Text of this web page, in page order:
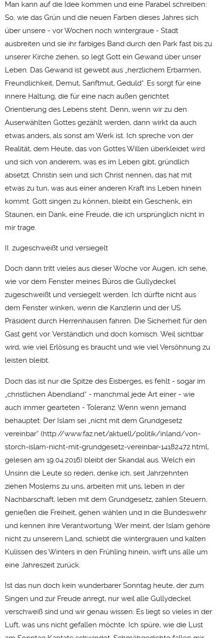
Man kann auf die Idee kommen und eine Parabel schreiben:
So, wie das Grün und die neuen Farben dieses Jahres sich
über unsere - vor Wochen noch wintergraue - Stadt
ausbreiten und sie ihr farbiges Band durch den Park fast bis zu
unserer Kirche ziehen, so legt Gott ein Gewand über unser
Leben. Das Gewand ist gewebt aus „herzlichem Erbarmen,
Freundlichkeit, Demut, Sanftmut, Geduld“. Es sorgt für eine
innere Haltung, die für eine nach außen gerichtet
Orientierung des Lebens steht. Denn, wenn wir zu den
Auserwählten Gottes gezählt werden, dann wirkt da auch
etwas anders, als sonst am Werk ist. Ich spreche von der
Realität, dem Heute, das von Gottes Willen überkleidet wird
und sich von anderem, was es im Leben gibt, gründlich
absetzt. Christin sein und sich Christ nennen, das hat mit
etwas zu tun, was aus einer anderen Kraft ins Leben hinein
kommt. Gott singen zu können, bleibt ein Geschenk, ein
Staunen, ein Dank, eine Freude, die ich ursprünglich nicht in
mir trage.
II. zugeschweißt und versiegelt
Doch dann tritt vieles aus dieser Woche vor Augen, ich sehe,
wie vor dem Fenster meines Büros die Gullydeckel
zugeschweißt und versiegelt werden. Ich dürfte nicht aus
dem Fenster winken, wenn die Kanzlerin und der US
Präsident durch Herrenhausen fahren. Die Sicherheit für den
Gast geht vor. Verständlich und doch komisch. Weil sichtbar
wird, wie viel Erlösung es braucht und wie viel Versöhnung zu
leisten bleibt.
Doch das ist nur die Spitze des Eisberges, es fehlt - sogar im
„christlichen Abendland“ - manchmal jede Art einer - wie
auch immer gearteten - Toleranz. Wenn wenn jemand
behauptet: Der Islam sei „nicht mit dem Grundgesetz
vereinbar“ (http://www.faz.net/aktuell/politik/inland/von-
storch-islam-nicht-mit-grundgesetz-vereinbar-14182472.html,
gelesen am 19.04.2016) bleibt der Skandal aus. Welch ein
Unsinn die Leute so reden, denke ich, seit Jahrzehnten
ziehen Moslems zu uns, arbeiten mit uns, leben in der
Nachbarschaft, leben mit dem Grundgesetz, zahlen Steuern,
genießen die Freiheit, gehen wählen und in die Bundeswehr
und kennen ihre Verantwortung. Wer meint, der Islam gehöre
nicht zu unserem Land, schiebt die wintergrauen und kalten
Kulissen des Winters in den Frühling hinein, wirft uns alle um
eine Jahreszeit zurück.
Ist das nun doch kein wunderbarer Sonntag heute, der zum
Singen und zur Freude anregt, nur weil alle Gullydeckel
verschweiß sind und wir genau wissen: Es liegt so vieles in der
Luft, was uns nicht gefallen möchte. Ich spüre, wie die Lust